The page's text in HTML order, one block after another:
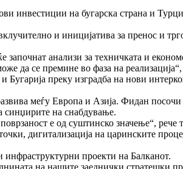
инвестиции на бугарска страна и
и иницијатива за пренос и
анализи за техничката и
да се премине во фаза на
Бугарија преку изградба на нови
меѓу Европа и Азија. Фидан
синџирите на снабдување.
е од суштинско значење“, рече
дигитализација на царинските
инфраструктурни проекти на Балканот.
на нашите заеднички стратешки